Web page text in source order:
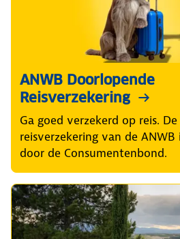
ANWB Doorlopende
Reisverzekering
Ga goed verzekerd op reis.
reisverzekering van de ANWB
door de Consumentenbond.